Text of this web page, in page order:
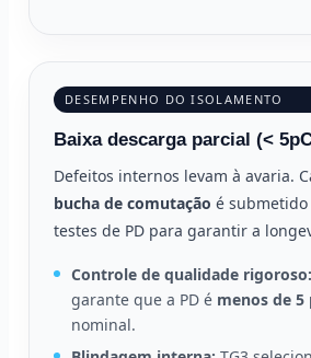
DESEMPENHO DO ISOLAMENTO
Baixa descarga parcial (<
Defeitos internos levam à avaria.
bucha de comutação é
testes de PD para garantir a
Controle de qualidade rigoroso:
garante que a PD é menos de 5
nominal.